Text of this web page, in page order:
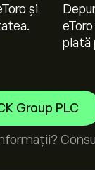
și
plată
Group PLC